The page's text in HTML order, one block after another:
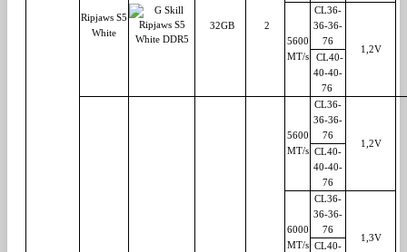
Ripjaws S5
White
32GB 2
5600
MT/s
CL36-
36-36-
76
1,2V
CL40-
40-40-
76
5600
MT/s
CL36-
36-36-
76
1,2V
CL40-
40-40-
76
6000
MT/s
CL36-
36-36-
76
1,3V
CL40-